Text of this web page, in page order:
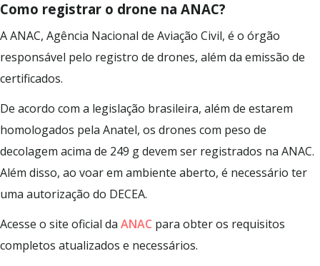
Como registrar o drone na ANAC?
A ANAC, Agência Nacional de Aviação Civil, é o órgão
responsável pelo registro de drones, além da emissão de
certificados.
De acordo com a legislação brasileira, além de estarem
homologados pela Anatel, os drones com peso de
decolagem acima de 249 g devem ser registrados na ANAC.
Além disso, ao voar em ambiente aberto, é necessário ter
uma autorização do DECEA.
Acesse o site oficial da ANAC para obter os requisitos
completos atualizados e necessários.